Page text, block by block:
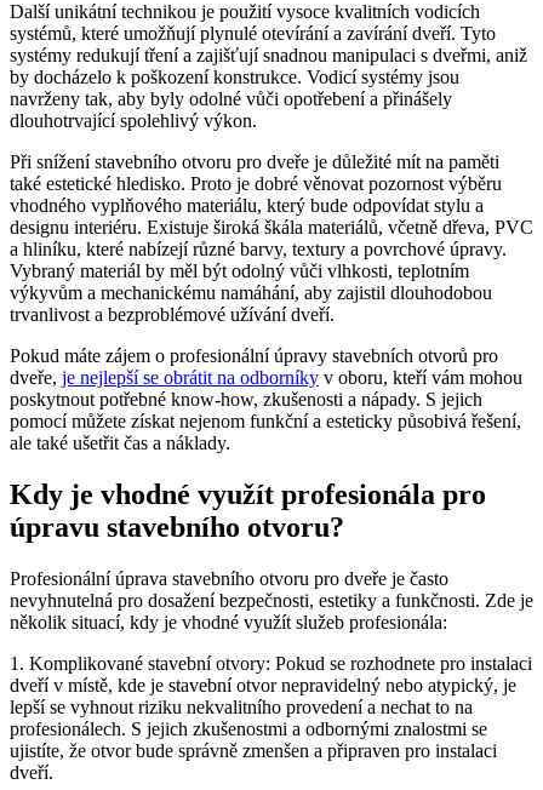
Další unikátní technikou je použití vysoce kvalitních vodicích
systémů, které umožňují plynulé otevírání a zavírání dveří. Tyto
systémy redukují tření a zajišťují snadnou manipulaci s dveřmi, aniž
by docházelo k poškození konstrukce. Vodicí systémy jsou
navrženy tak, aby byly odolné vůči opotřebení a přinášely
dlouhotrvající spolehlivý výkon.
Při snížení stavebního otvoru pro dveře je důležité mít na paměti
také estetické hledisko. Proto je dobré věnovat pozornost výběru
vhodného vyplňového materiálu, který bude odpovídat stylu a
designu interiéru. Existuje široká škála materiálů, včetně dřeva, PVC
a hliníku, které nabízejí různé barvy, textury a povrchové úpravy.
Vybraný materiál by měl být odolný vůči vlhkosti, teplotním
výkyvům a mechanickému namáhání, aby zajistil dlouhodobou
trvanlivost a bezproblémové užívání dveří.
Pokud máte zájem o profesionální úpravy stavebních otvorů pro
dveře, je nejlepší se obrátit na odborníky v oboru, kteří vám mohou
poskytnout potřebné know-how, zkušenosti a nápady. S jejich
pomocí můžete získat nejenom funkční a esteticky působivá řešení,
ale také ušetřit čas a náklady.
Kdy je vhodné využít profesionála pro
úpravu stavebního otvoru?
Profesionální úprava stavebního otvoru pro dveře je často
nevyhnutelná pro dosažení bezpečnosti, estetiky a funkčnosti. Zde je
několik situací, kdy je vhodné využít služeb profesionála:
1. Komplikované stavební otvory: Pokud se rozhodnete pro instalaci
dveří v místě, kde je stavební otvor nepravidelný nebo atypický, je
lepší se vyhnout riziku nekvalitního provedení a nechat to na
profesionálech. S jejich zkušenostmi a odbornými znalostmi se
ujistíte, že otvor bude správně zmenšen a připraven pro instalaci
dveří.